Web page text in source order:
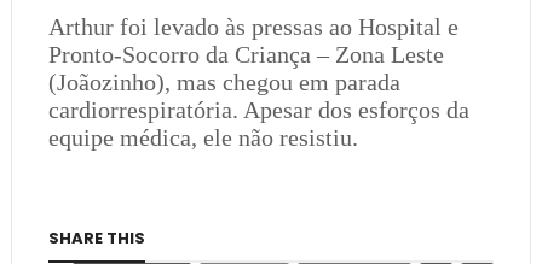
Arthur foi levado às pressas ao Hospital e
Pronto-Socorro da Criança – Zona Leste
(Joãozinho), mas chegou em parada
cardiorrespiratória. Apesar dos esforços da
equipe médica, ele não resistiu.
SHARE THIS